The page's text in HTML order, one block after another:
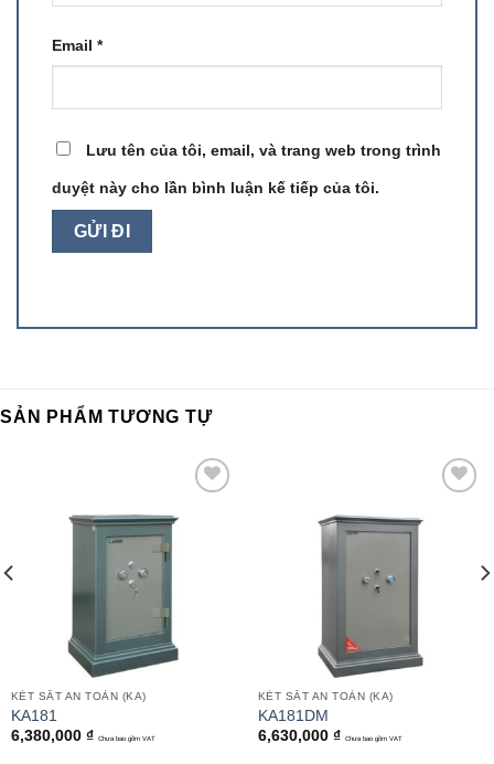
Email *
Lưu tên của tôi, email, và trang web trong trình
duyệt này cho lần bình luận kế tiếp của tôi.
SẢN PHẨM TƯƠNG TỰ
KÉT SẮT AN TOÀN (KA)
KA181
6,380,000 ₫ Chưa bao gồm VAT
KÉT SẮT AN TOÀN (KA)
KA181DM
6,630,000 ₫ Chưa bao gồm VAT